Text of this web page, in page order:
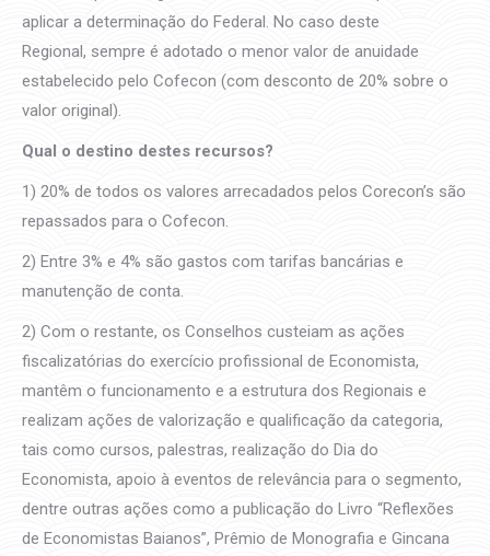
aplicar a determinação do Federal. No caso deste
Regional, sempre é adotado o menor valor de anuidade
estabelecido pelo Cofecon (com desconto de 20% sobre o
valor original).
Qual o destino destes recursos?
1) 20% de todos os valores arrecadados pelos Corecon’s são
repassados para o Cofecon.
2) Entre 3% e 4% são gastos com tarifas bancárias e
manutenção de conta.
2) Com o restante, os Conselhos custeiam as ações
fiscalizatórias do exercício profissional de Economista,
mantêm o funcionamento e a estrutura dos Regionais e
realizam ações de valorização e qualificação da categoria,
tais como cursos, palestras, realização do Dia do
Economista, apoio à eventos de relevância para o segmento,
dentre outras ações como a publicação do Livro “Reflexões
de Economistas Baianos”, Prêmio de Monografia e Gincana